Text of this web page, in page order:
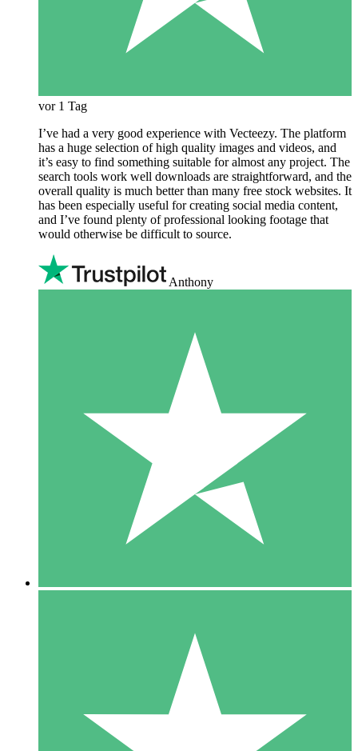
vor 1 Tag
I’ve had a very good experience with Vecteezy. The platform
has a huge selection of high quality images and videos, and
it’s easy to find something suitable for almost any project. The
search tools work well downloads are straightforward, and the
overall quality is much better than many free stock websites. It
has been especially useful for creating social media content,
and I’ve found plenty of professional looking footage that
would otherwise be difficult to source.
Anthony